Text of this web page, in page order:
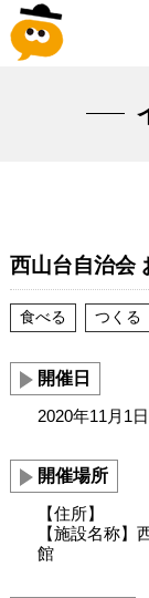
西山台自治会
食べる つくる
開催日
2020年11月1
開催場所
【住所】
【施設名称】
館